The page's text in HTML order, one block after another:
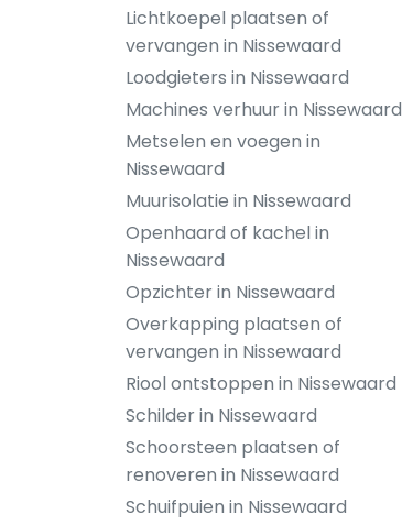
Lichtkoepel plaatsen of
vervangen in Nissewaard
Loodgieters in Nissewaard
Machines verhuur in Nissewaard
Metselen en voegen in
Nissewaard
Muurisolatie in Nissewaard
Openhaard of kachel in
Nissewaard
Opzichter in Nissewaard
Overkapping plaatsen of
vervangen in Nissewaard
Riool ontstoppen in Nissewaard
Schilder in Nissewaard
Schoorsteen plaatsen of
renoveren in Nissewaard
Schuifpuien in Nissewaard